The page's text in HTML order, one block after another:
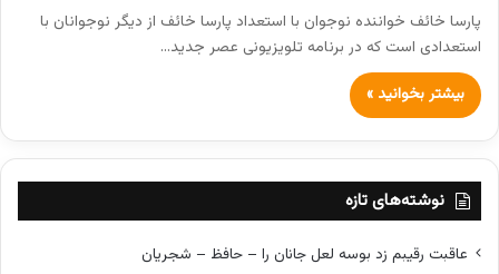
پارسا خائف خواننده نوجوان با استعداد پارسا خائف از دیگر نوجوانان با
استعدادی است که در برنامه تلویزیونی عصر جدید…
بیشتر بخوانید »
نوشته‌های تازه
عاقبت رقیبم زد بوسه لعل جانان را – حافظ – شجریان